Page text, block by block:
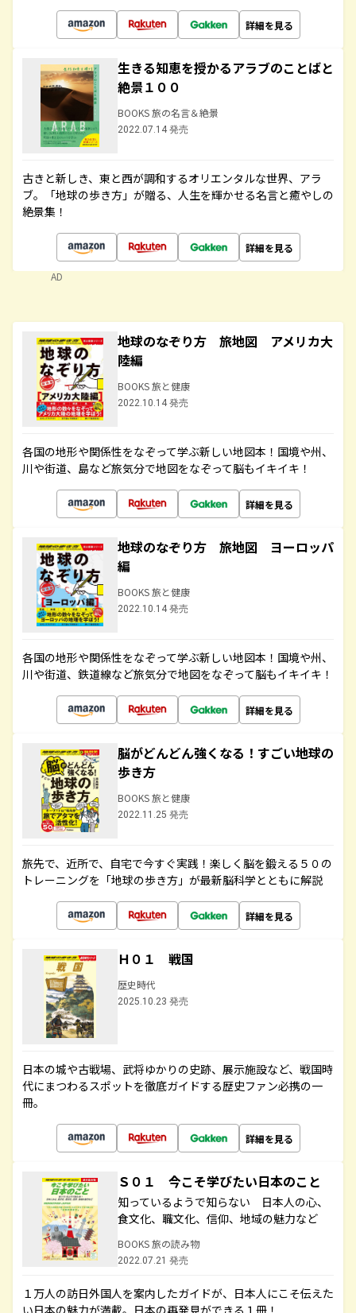
詳細を見る
生きる知恵を授かるアラブのことばと
絶景１００
BOOKS 旅の名言＆絶景
2022.07.14 発売
古きと新しき、東と西が調和するオリエンタルな世界、アラ
ブ。「地球の歩き方」が贈る、人生を輝かせる名言と癒やしの
絶景集！
詳細を見る
AD
地球のなぞり方 旅地図 アメリカ大
陸編
BOOKS 旅と健康
2022.10.14 発売
各国の地形や関係性をなぞって学ぶ新しい地図本！国境や州、
川や街道、島など旅気分で地図をなぞって脳もイキイキ！
詳細を見る
地球のなぞり方 旅地図 ヨーロッパ
編
BOOKS 旅と健康
2022.10.14 発売
各国の地形や関係性をなぞって学ぶ新しい地図本！国境や州、
川や街道、鉄道線など旅気分で地図をなぞって脳もイキイキ！
詳細を見る
脳がどんどん強くなる！すごい地球の
歩き方
BOOKS 旅と健康
2022.11.25 発売
旅先で、近所で、自宅で今すぐ実践！楽しく脳を鍛える５０の
トレーニングを「地球の歩き方」が最新脳科学とともに解説
詳細を見る
Ｈ０１ 戦国
歴史時代
2025.10.23 発売
日本の城や古戦場、武将ゆかりの史跡、展示施設など、戦国時
代にまつわるスポットを徹底ガイドする歴史ファン必携の一
冊。
詳細を見る
Ｓ０１ 今こそ学びたい日本のこと
知っているようで知らない 日本人の心、
食文化、職文化、信仰、地域の魅力など
BOOKS 旅の読み物
2022.07.21 発売
１万人の訪日外国人を案内したガイドが、日本人にこそ伝えた
い日本の魅力が満載。日本の再発見ができる１冊！